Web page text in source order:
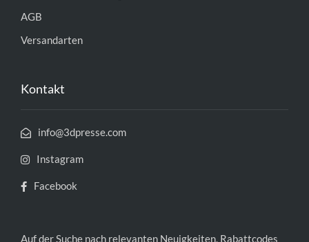
AGB
Versandarten
Kontakt
info@3dpresse.com
Instagram
Facebook
Auf der Suche nach relevanten Neuigkeiten, Rabattcodes